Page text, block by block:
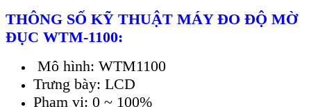
THÔNG SỐ KỸ THUẬT MÁY ĐO ĐỘ MỜ
ĐỤC WTM-1100:
Mô hình: WTM1100
Trưng bày: LCD
Phạm vi: 0 ~ 100%